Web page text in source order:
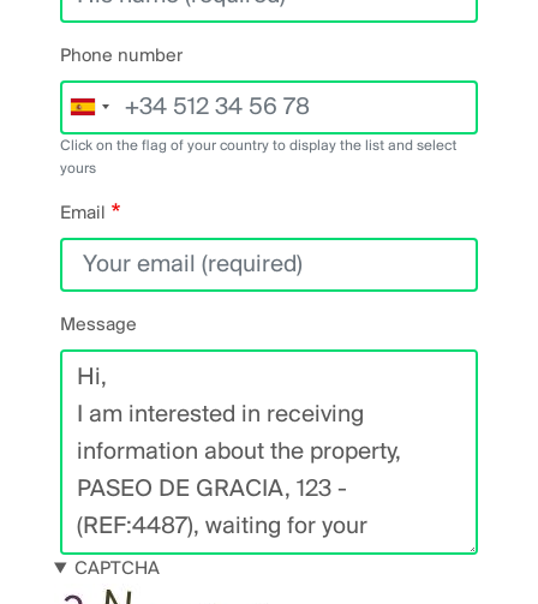
Phone number
Click on the flag of your country to display the list and select
yours
Email
Message
CAPTCHA